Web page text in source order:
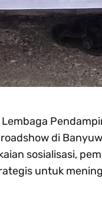
di
sosialisasi,
untuk